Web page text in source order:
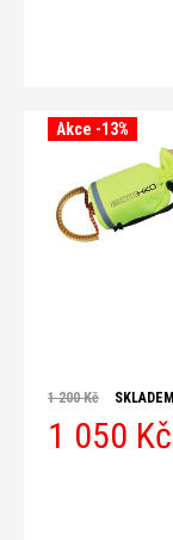
Akce -13%
1 200 Kč SKLADEM
1 050 Kč